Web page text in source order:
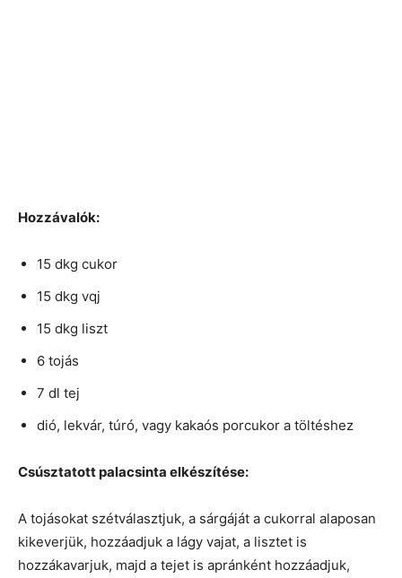
Hozzávalók:
15 dkg cukor
15 dkg vqj
15 dkg liszt
6 tojás
7 dl tej
dió, lekvár, túró, vagy kakaós porcukor a töltéshez
Csúsztatott palacsinta elkészítése:
A tojásokat szétválasztjuk, a sárgáját a cukorral alaposan
kikeverjük, hozzáadjuk a lágy vajat, a lisztet is
hozzákavarjuk, majd a tejet is apránként hozzáadjuk,